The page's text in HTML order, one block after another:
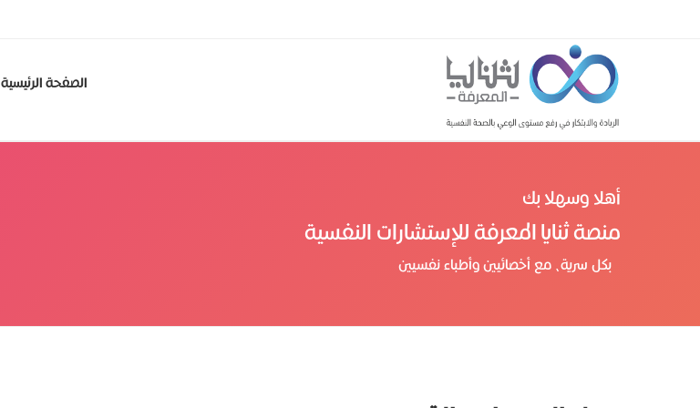
الصفحة الرئيسية
أهلا وسهلا بك
منصة ثنايا المعرفة للإستشارات النفسية
بكل سرية، مع أخصائيين وأطباء نفسيين